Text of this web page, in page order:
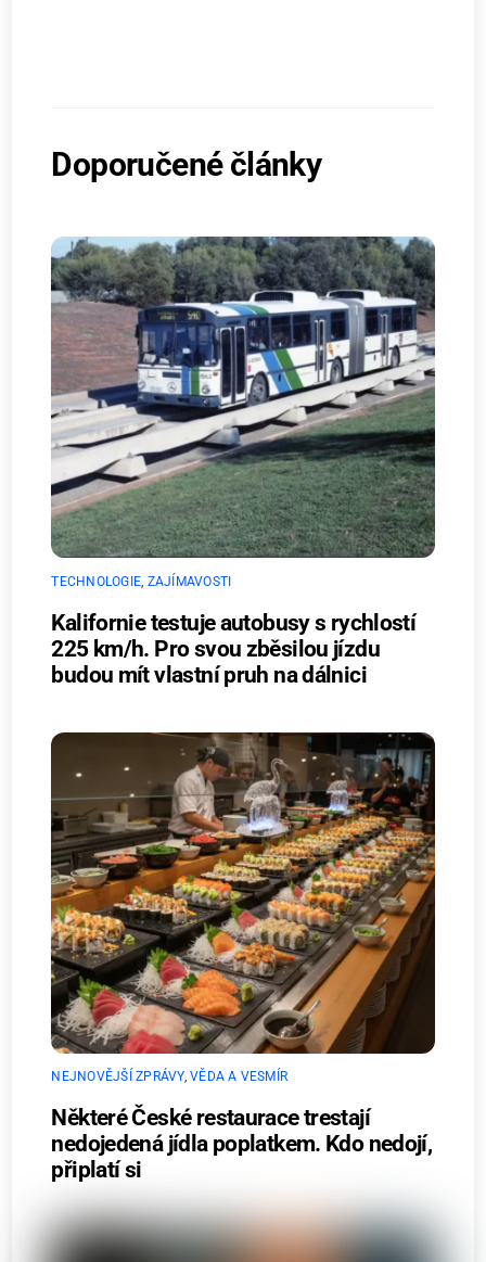
Doporučené články
TECHNOLOGIE ZAJÍMAVOSTI
Kalifornie testuje autobusy s rychlostí
225 km/h. Pro svou zběsilou jízdu
budou mít vlastní pruh na dálnici
NEJNOVĚJŠÍ ZPRÁVY,VĚDA A VESMÍR
Některé České restaurace trestají
nedojedená jídla poplatkem. Kdo nedojí,
připlatí si